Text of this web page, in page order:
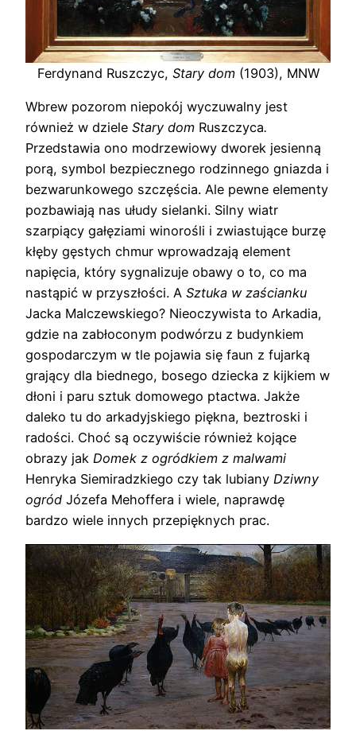
Ferdynand Ruszczyc, Stary dom (1903), MNW
Wbrew pozorom niepokój wyczuwalny jest
również w dziele Stary dom Ruszczyca.
Przedstawia ono modrzewiowy dworek jesienną
porą, symbol bezpiecznego rodzinnego gniazda i
bezwarunkowego szczęścia. Ale pewne elementy
pozbawiają nas ułudy sielanki. Silny wiatr
szarpiący gałęziami winorośli i zwiastujące burzę
kłęby gęstych chmur wprowadzają element
napięcia, który sygnalizuje obawy o to, co ma
nastąpić w przyszłości. A Sztuka w zaścianku
Jacka Malczewskiego? Nieoczywista to Arkadia,
gdzie na zabłoconym podwórzu z budynkiem
gospodarczym w tle pojawia się faun z fujarką
grający dla biednego, bosego dziecka z kijkiem w
dłoni i paru sztuk domowego ptactwa. Jakże
daleko tu do arkadyjskiego piękna, beztroski i
radości. Choć są oczywiście również kojące
obrazy jak Domek z ogródkiem z malwami
Henryka Siemiradzkiego czy tak lubiany Dziwny
ogród Józefa Mehoffera i wiele, naprawdę
bardzo wiele innych przepięknych prac.